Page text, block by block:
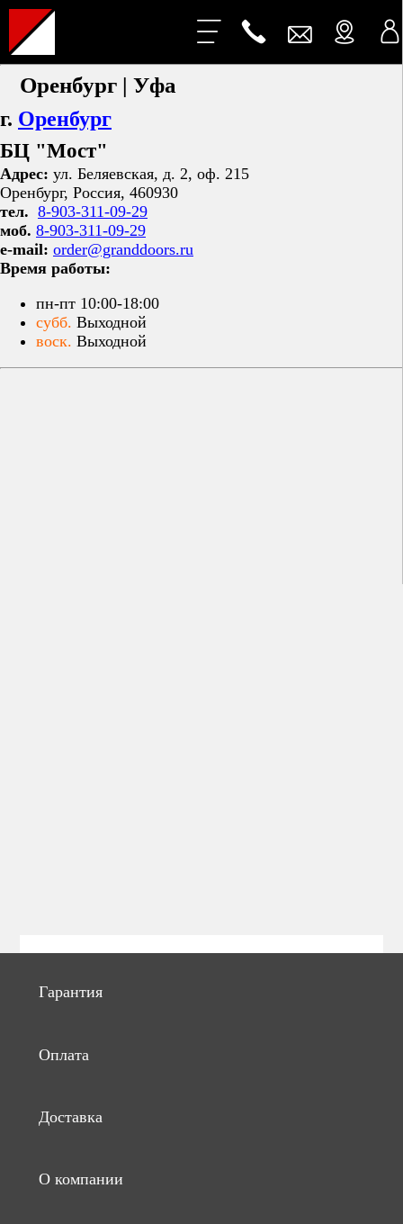
Оренбург | Уфа
г. Оренбург
БЦ "Мост"
Адрес: ул. Беляевская, д. 2, оф. 215
Оренбург, Россия, 460930
тел. 8-903-311-09-29
моб. 8-903-311-09-29
e-mail: order@granddoors.ru
Время работы:
пн-пт 10:00-18:00
субб. Выходной
воск. Выходной
Гарантия
Оплата
Доставка
О компании